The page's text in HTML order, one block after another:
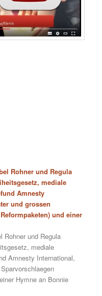
Rohner und Regula
mediale
Amnesty
und grossen
und einer
Rohner und Regula
mediale
Amnesty International,
Hymne an Bonnie